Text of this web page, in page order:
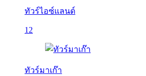
ทัวร์ไอซ์แลนด์
12
ทัวร์มาเก๊า